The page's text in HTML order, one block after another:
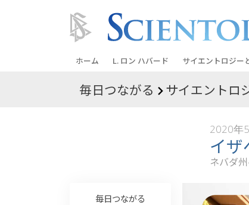
ホーム L. ロン ハバード サイエントロジー
信条と実践
サイエントロジ
ントロジー
サイエントロジス
教会の内部
毎日つながる サイエントロ
2020年
イザ
ネバダ
毎日つながる